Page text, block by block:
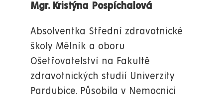
Mgr. Kristýna Pospíchalová
Absolventka Střední zdravotnické
školy Mělník a oboru
Ošetřovatelství na Fakultě
zdravotnických studií Univerzity
Pardubice. Působila v Nemocnici